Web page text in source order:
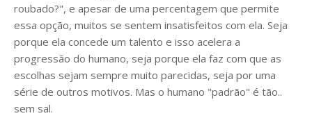
roubado?", e apesar de uma percentagem que permite
essa opção, muitos se sentem insatisfeitos com ela. Seja
porque ela concede um talento e isso acelera a
progressão do humano, seja porque ela faz com que as
escolhas sejam sempre muito parecidas, seja por uma
série de outros motivos. Mas o humano "padrão" é tão..
sem sal.